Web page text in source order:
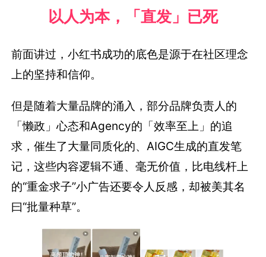
以人为本，「直发」已死
前面讲过，小红书成功的底色是源于在社区理念
上的坚持和信仰。
但是随着大量品牌的涌入，部分品牌负责人的
「懒政」心态和Agency的「效率至上」的追
求，催生了大量同质化的、AIGC生成的直发笔
记，这些内容逻辑不通、毫无价值，比电线杆上
的“重金求子”小广告还要令人反感，却被美其名
曰“批量种草”。